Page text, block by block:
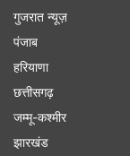
मार्ग:यह फ्लाईओवर
भारतीय
गुजरात न्यूज़
पंजाब
हरियाणा
छत्तीसगढ़
जम्मू-कश्मीर
झारखंड